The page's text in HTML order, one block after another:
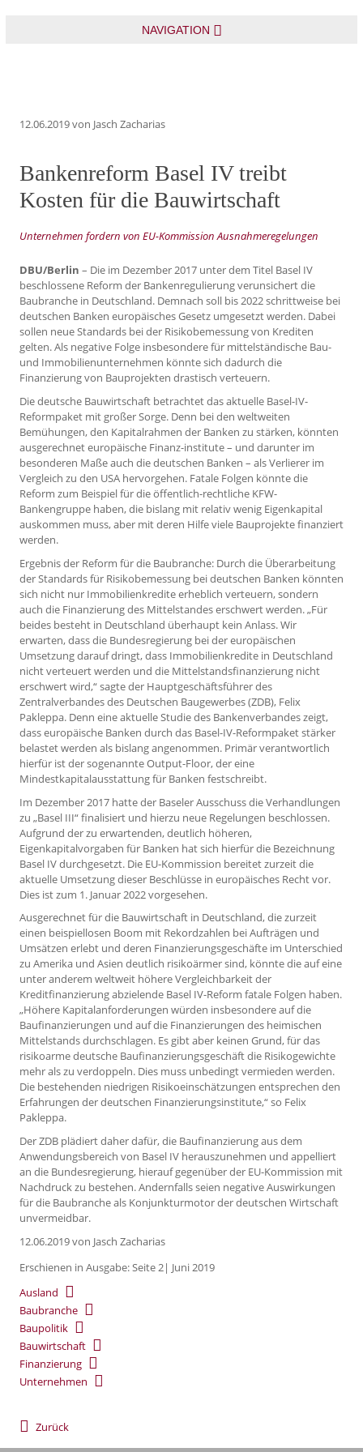
NAVIGATION
12.06.2019von Jasch Zacharias
Bankenreform Basel IV treibt
Kosten für die Bauwirtschaft
Unternehmen fordern von EU-Kommission Ausnahmeregelungen
DBU/Berlin – Die im Dezember 2017 unter dem Titel Basel IV
beschlossene Reform der Bankenregulierung verunsichert die
Baubranche in Deutschland. Demnach soll bis 2022 schrittweise bei
deutschen Banken europäisches Gesetz umgesetzt werden. Dabei
sollen neue Standards bei der Risikobemessung von Krediten
gelten. Als negative Folge insbesondere für mittelständische Bau-
und Immobilienunternehmen könnte sich dadurch die
Finanzierung von Bauprojekten drastisch verteuern.
Die deutsche Bauwirtschaft betrachtet das aktuelle Basel-IV-
Reformpaket mit großer Sorge. Denn bei den weltweiten
Bemühungen, den Kapitalrahmen der Banken zu stärken, könnten
ausgerechnet europäische Finanz-institute – und darunter im
besonderen Maße auch die deutschen Banken – als Verlierer im
Vergleich zu den USA hervorgehen. Fatale Folgen könnte die
Reform zum Beispiel für die öffentlich-rechtliche KFW-
Bankengruppe haben, die bislang mit relativ wenig Eigenkapital
auskommen muss, aber mit deren Hilfe viele Bauprojekte finanziert
werden.
Ergebnis der Reform für die Baubranche: Durch die Überarbeitung
der Standards für Risikobemessung bei deutschen Banken könnten
sich nicht nur Immobilienkredite erheblich verteuern, sondern
auch die Finanzierung des Mittelstandes erschwert werden. „Für
beides besteht in Deutschland überhaupt kein Anlass. Wir
erwarten, dass die Bundesregierung bei der europäischen
Umsetzung darauf dringt, dass Immobilienkredite in Deutschland
nicht verteuert werden und die Mittelstandsfinanzierung nicht
erschwert wird,“ sagte der Hauptgeschäftsführer des
Zentralverbandes des Deutschen Baugewerbes (ZDB), Felix
Pakleppa. Denn eine aktuelle Studie des Bankenverbandes zeigt,
dass europäische Banken durch das Basel-IV-Reformpaket stärker
belastet werden als bislang angenommen. Primär verantwortlich
hierfür ist der sogenannte Output-Floor, der eine
Mindestkapitalausstattung für Banken festschreibt.
Im Dezember 2017 hatte der Baseler Ausschuss die Verhandlungen
zu „Basel III“ finalisiert und hierzu neue Regelungen beschlossen.
Aufgrund der zu erwartenden, deutlich höheren,
Eigenkapitalvorgaben für Banken hat sich hierfür die Bezeichnung
Basel IV durchgesetzt. Die EU-Kommission bereitet zurzeit die
aktuelle Umsetzung dieser Beschlüsse in europäisches Recht vor.
Dies ist zum 1. Januar 2022 vorgesehen.
Ausgerechnet für die Bauwirtschaft in Deutschland, die zurzeit
einen beispiellosen Boom mit Rekordzahlen bei Aufträgen und
Umsätzen erlebt und deren Finanzierungsgeschäfte im Unterschied
zu Amerika und Asien deutlich risikoärmer sind, könnte die auf eine
unter anderem weltweit höhere Vergleichbarkeit der
Kreditfinanzierung abzielende Basel IV-Reform fatale Folgen haben.
„Höhere Kapitalanforderungen würden insbesondere auf die
Baufinanzierungen und auf die Finanzierungen des heimischen
Mittelstands durchschlagen. Es gibt aber keinen Grund, für das
risikoarme deutsche Baufinanzierungsgeschäft die Risikogewichte
mehr als zu verdoppeln. Dies muss unbedingt vermieden werden.
Die bestehenden niedrigen Risikoeinschätzungen entsprechen den
Erfahrungen der deutschen Finanzierungsinstitute,“ so Felix
Pakleppa.
Der ZDB plädiert daher dafür, die Baufinanzierung aus dem
Anwendungsbereich von Basel IV herauszunehmen und appelliert
an die Bundesregierung, hierauf gegenüber der EU-Kommission mit
Nachdruck zu bestehen. Andernfalls seien negative Auswirkungen
für die Baubranche als Konjunkturmotor der deutschen Wirtschaft
unvermeidbar.
12.06.2019von Jasch Zacharias
Erschienen in Ausgabe: Seite 2| Juni 2019
Ausland
Baubranche
Baupolitik
Bauwirtschaft
Finanzierung
Unternehmen
Zurück